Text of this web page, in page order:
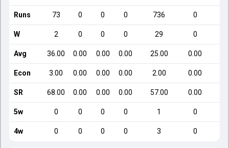
Runs 73 0 0 0 736 0
W 2 0 0 0 29 0
Avg 36.00 0.00 0.00 0.00 25.00 0.00
Econ 3.00 0.00 0.00 0.00 2.00 0.00
SR 68.00 0.00 0.00 0.00 57.00 0.00
5w 0 0 0 0 1 0
4w 0 0 0 0 3 0